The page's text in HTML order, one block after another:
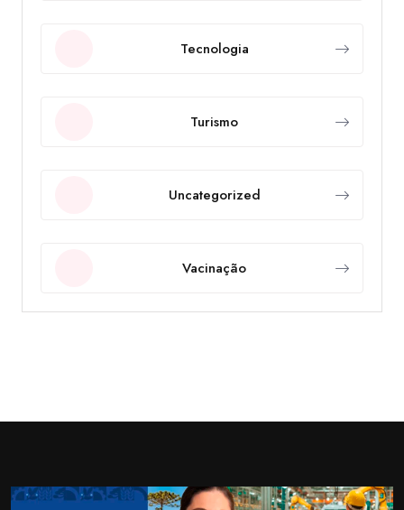
Tecnologia
Turismo
Uncategorized
Vacinação